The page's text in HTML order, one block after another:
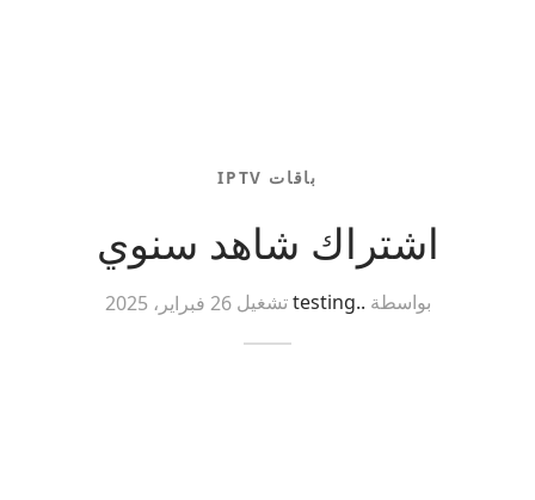
باقات IPTV
اشتراك شاهد سنوي
بواسطة ..testing تشغيل 26 فبراير، 2025